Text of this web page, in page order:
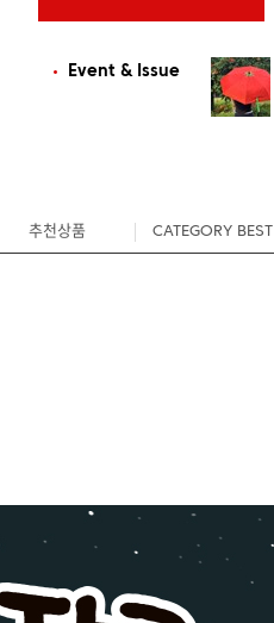
Event & Issue
추천상품 CATEGORY BEST